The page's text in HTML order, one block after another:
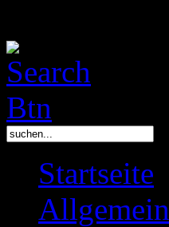
Startseite
Allgemein